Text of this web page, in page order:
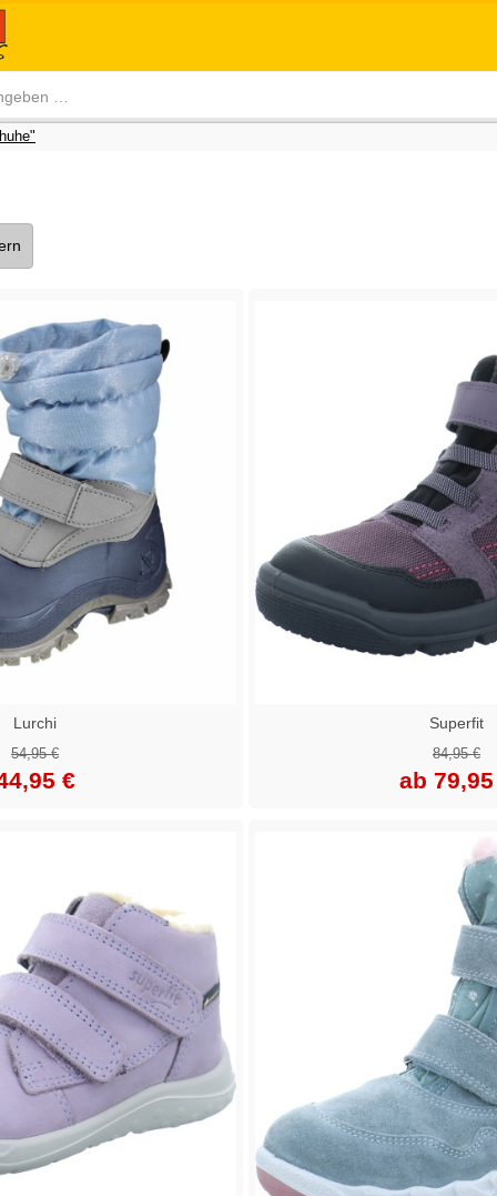
Lurchi
54,95 €
€
Superfit
84,95 €
ab